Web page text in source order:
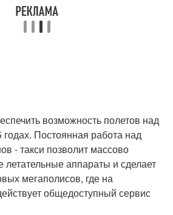
возможность полетов над
Постоянная работа над
- такси позволит массово
аппараты и сделает
мегаполисов, где на
общедоступный сервис